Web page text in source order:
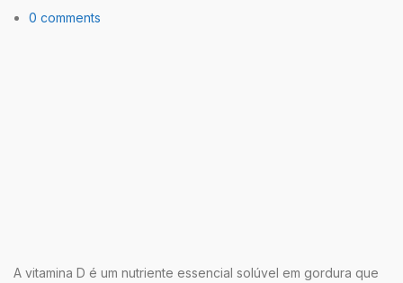
0 comments
A vitamina D é um nutriente essencial solúvel em gordura que